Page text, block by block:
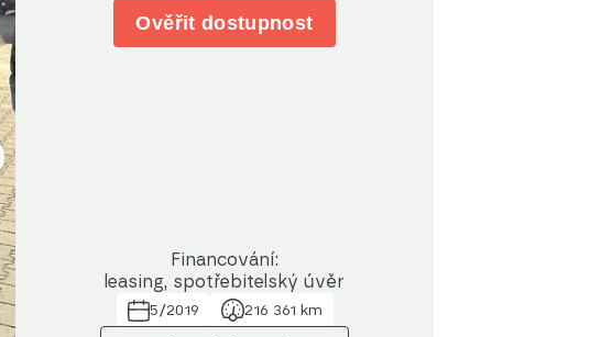
Ověřit dostupnost
Financování:
leasing, spotřebitelský úvěr
5/2019 216 361 km